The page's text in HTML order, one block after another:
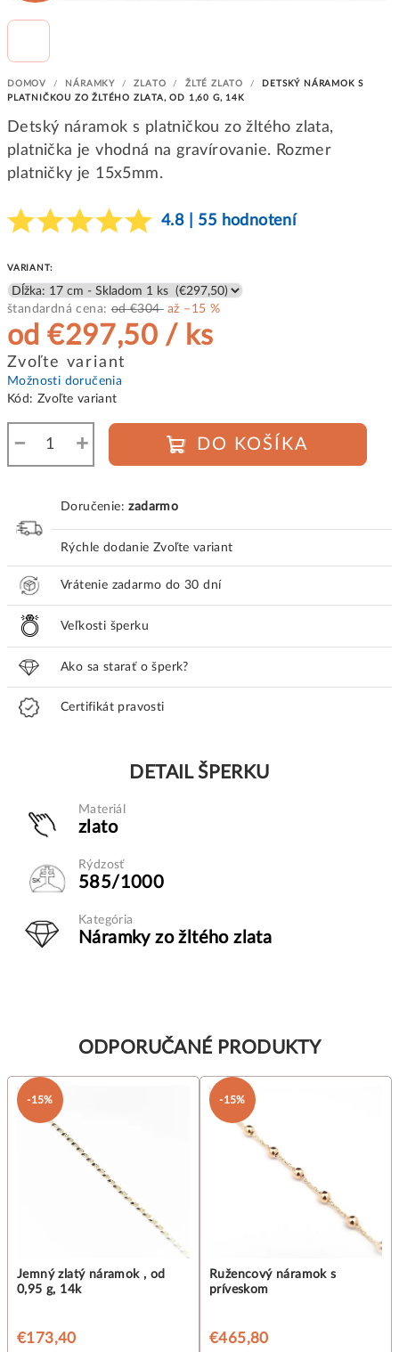
DOMOV / NÁRAMKY / ZLATO / ŽLTÉ ZLATO /
DETSKÝ NÁRAMOK S
PLATNIČKOU ZO ŽLTÉHO ZLATA, OD 1,60 G, 14K
Detský náramok s platničkou zo žltého zlata,
platnička je vhodná na gravírovanie. Rozmer
platničky je 15x5mm.
4.8 | 55 hodnotení
VARIANT:
štandardná cena: od €304 až –15 %
od€297,50 / ks
Jednotková
cena:
Zvoľte variant
Možnosti doručenia
Kód: Zvoľte variant
+
− DO KOŠÍKA
Doručenie:zadarmo
Rýchle dodanie Zvoľte variant
Vrátenie zadarmo do 30 dní
Veľkosti šperku
Ako sa starať o šperk?
Certifikát pravosti
DETAIL ŠPERKU
Materiál
zlato
Rýdzosť
585/1000
Kategória
Náramky zo žltého zlata
ODPORUČANÉ PRODUKTY
-15%
Jemný zlatý náramok , od
0,95 g, 14k
€173,40
-15%
Ružencový náramok s
príveskom
€465,80